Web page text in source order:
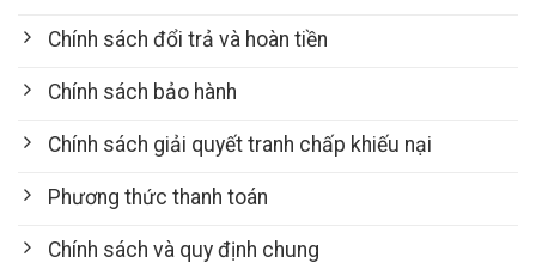
Chính sách đổi trả và hoàn tiền
Chính sách bảo hành
Chính sách giải quyết tranh chấp khiếu nại
Phương thức thanh toán
Chính sách và quy định chung